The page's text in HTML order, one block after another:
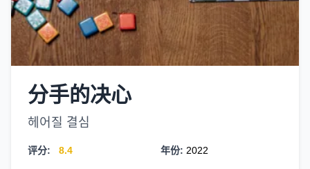
分手的决心
헤어질 결심
评分: 8.4 年份: 2022